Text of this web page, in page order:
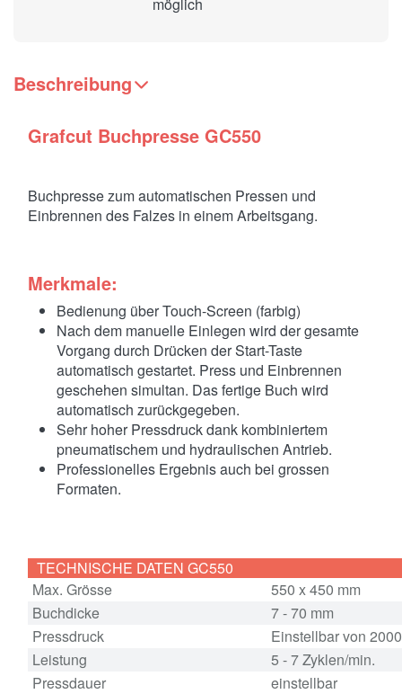
möglich
Beschreibung
Grafcut Buchpresse GC550
Buchpresse zum automatischen Pressen und
Einbrennen des Falzes in einem Arbeitsgang.
Merkmale:
Bedienung über Touch-Screen (farbig)
Nach dem manuelle Einlegen wird der gesamte
Vorgang durch Drücken der Start-Taste
automatisch gestartet. Press und Einbrennen
geschehen simultan. Das fertige Buch wird
automatisch zurückgegeben.
Sehr hoher Pressdruck dank kombiniertem
pneumatischem und hydraulischen Antrieb.
Professionelles Ergebnis auch bei grossen
Formaten.
TECHNISCHE DATEN GC550
Max. Grösse
550 x 450 mm
Buchdicke
7 - 70 mm
Pressdruck
Einstellbar von
Leistung
5 - 7 Zyklen/min.
Pressdauer
einstellbar